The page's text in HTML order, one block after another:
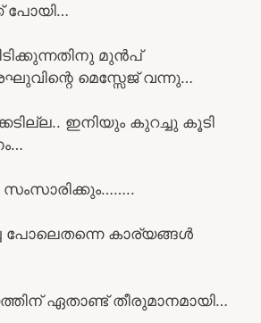
പോയി…
മുൻപ്
മെസ്സേജ് വന്നു…
ഇനിയും കുറച്ചു കൂടി
പോലെതന്നെ കാര്യങ്ങൾ
ഏതാണ്ട് തീരുമാനമായി…